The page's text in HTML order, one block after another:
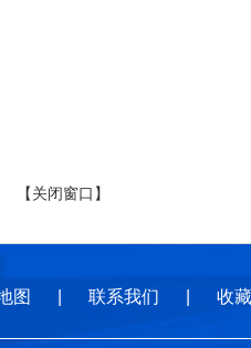
【关闭窗口】
图 联系我们 收